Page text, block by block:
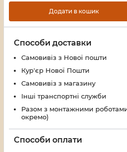
Додати в кошик
Способи доставки
Самовивіз з Нової пошти
Кур'єр Нової Пошти
Самовивіз з магазину
Інші транспортні служби
Разом з монтажними
окремо)
Способи оплати